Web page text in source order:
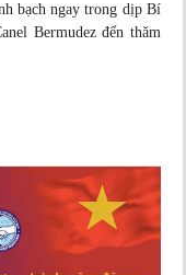
bạch ngay trong dịp Bí
Bermudez đến thăm